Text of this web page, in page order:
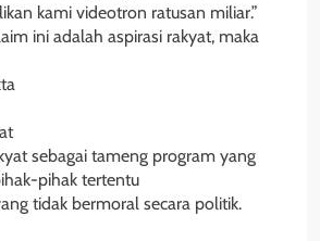
kami videotron ratusan miliar.”
ini adalah aspirasi rakyat, maka
sebagai tameng program yang
pihak tertentu
tidak bermoral secara politik.